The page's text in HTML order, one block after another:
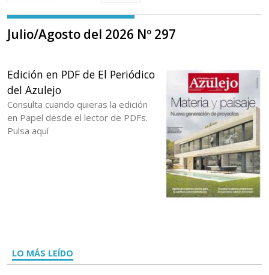
Julio/Agosto del 2026 Nº 297
Edición en PDF de El Periódico
del Azulejo
Consulta cuando quieras la edición
en Papel desde el lector de PDFs.
Pulsa aquí
LO MÁS LEÍDO